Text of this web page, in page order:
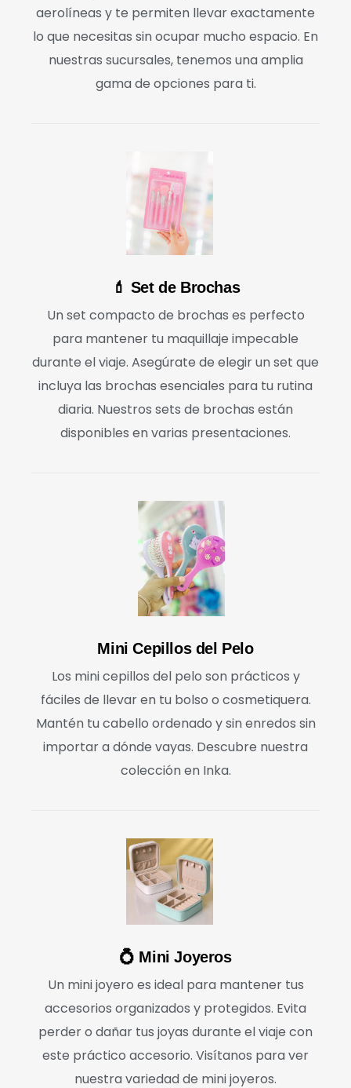
aerolíneas y te permiten llevar exactamente
lo que necesitas sin ocupar mucho espacio. En
nuestras sucursales, tenemos una amplia
gama de opciones para ti.
💄 Set de Brochas
Un set compacto de brochas es perfecto
para mantener tu maquillaje impecable
durante el viaje. Asegúrate de elegir un set que
incluya las brochas esenciales para tu rutina
diaria. Nuestros sets de brochas están
disponibles en varias presentaciones.
Mini Cepillos del Pelo
Los mini cepillos del pelo son prácticos y
fáciles de llevar en tu bolso o cosmetiquera.
Mantén tu cabello ordenado y sin enredos sin
importar a dónde vayas. Descubre nuestra
colección en Inka.
💍 Mini Joyeros
Un mini joyero es ideal para mantener tus
accesorios organizados y protegidos. Evita
perder o dañar tus joyas durante el viaje con
este práctico accesorio. Visítanos para ver
nuestra variedad de mini joyeros.